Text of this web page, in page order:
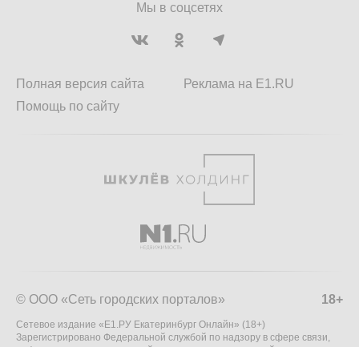
Мы в соцсетях
Полная версия сайта
Помощь по сайту
Реклама на E1.RU
18+
© ООО «Сеть городских порталов»
Сетевое издание «Е1.РУ Екатеринбург Онлайн» (18+)
Зарегистрировано Федеральной службой по надзору в сфере связи,